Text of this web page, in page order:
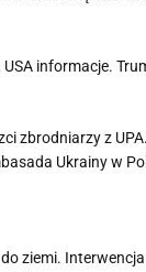
informacje.
zbrodniarzy z
Ukrainy w
ziemi.